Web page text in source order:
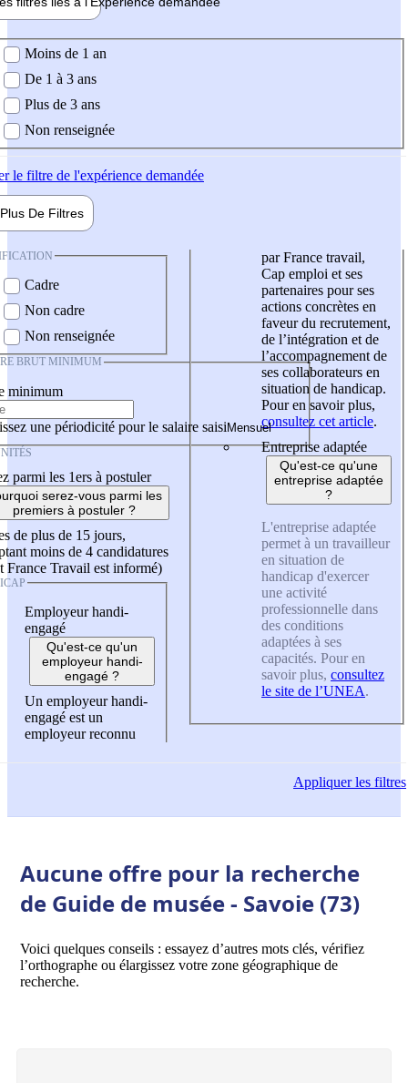
demandée
Moins de 1 an
De 1 à 3 ans
Plus de 3 ans
Non renseignée
le filtre de l'expérience demandée
Plus De Filtres
Cadre
Non cadre
Non renseignée
BRUT MINIMUM
minimum
une périodicité pour le salaire saisi
parmi les 1ers à postuler
serez-vous parmi les
premiers à postuler ?
de plus de 15 jours,
moins de 4 candidatures
France Travail est informé)
Employeur handi-
engagé
Qu'est-ce qu'un
employeur handi-
engagé ?
Un employeur handi-
engagé est un
employeur reconnu
par France travail,
Cap emploi et ses
partenaires pour ses
actions concrètes en
faveur du recrutement,
de l’intégration et de
l’accompagnement de
ses collaborateurs en
situation de handicap.
Pour en savoir plus,
consultez cet article.
Entreprise adaptée
Qu'est-ce qu'une
entreprise adaptée
?
L'entreprise adaptée
permet à un travailleur
en situation de
handicap d'exercer
une activité
professionnelle dans
des conditions
adaptées à ses
capacités. Pour en
savoir plus, consultez
le site de l’UNEA.
Appliquerles filtres
Aucune offre pour la recherche
de Guide de musée - Savoie (73)
Voici quelques conseils : essayez d’autres mots clés, vérifiez
l’orthographe ou élargissez votre zone géographique de
recherche.